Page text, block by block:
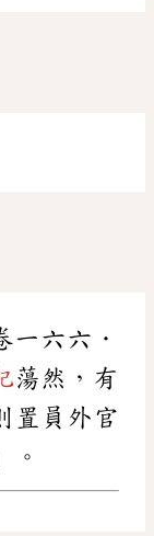
一六六．
蕩然，有
置員外官
。